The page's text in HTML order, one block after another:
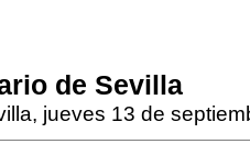
de Sevilla
jueves 13 de